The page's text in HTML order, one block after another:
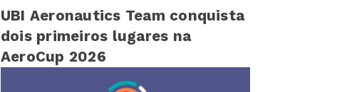
UBI Aeronautics Team conquista
dois primeiros lugares na
AeroCup 2026